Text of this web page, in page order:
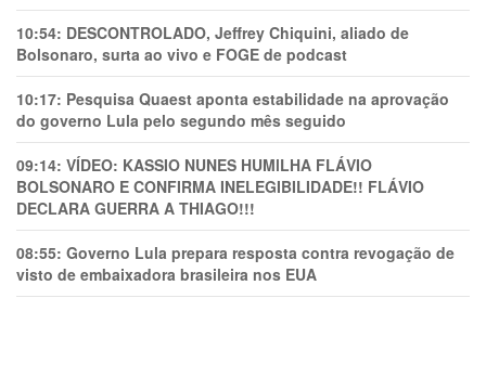
10:54: DESCONTROLADO, Jeffrey Chiquini, aliado de
Bolsonaro, surta ao vivo e FOGE de podcast
10:17: Pesquisa Quaest aponta estabilidade na aprovação
do governo Lula pelo segundo mês seguido
09:14: VÍDEO: KASSIO NUNES HUMlLHA FLÁVIO
BOLSONARO E CONFIRMA INELEGIBILIDADE!! FLÁVIO
DECLARA GUERRA A THIAGO!!!
08:55: Governo Lula prepara resposta contra revogação de
visto de embaixadora brasileira nos EUA